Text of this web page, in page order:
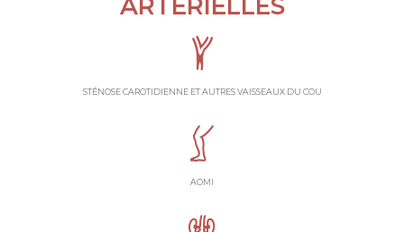
ARTÉRIELLES
STÉNOSE CAROTIDIENNE ET AUTRES VAISSEAUX DU COU
AOMI